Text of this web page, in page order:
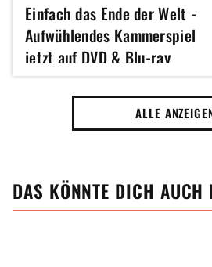
Einfach das Ende der Welt -
Aufwühlendes Kammerspiel
jetzt auf DVD & Blu-ray
ALLE
DAS KÖNNTE DICH AUCH